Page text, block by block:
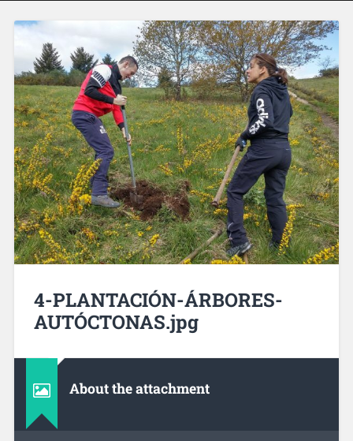
4-PLANTACIÓN-ÁRBORES-
AUTÓCTONAS.jpg
About the attachment